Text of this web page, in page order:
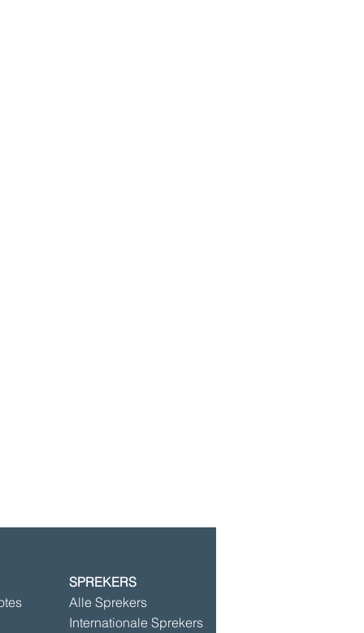
©2025 door Speakersbase
SPREKERS
Alle Sprekers
Internationale Sprekers